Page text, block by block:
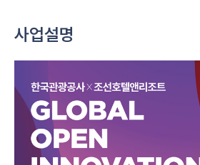
사업설명